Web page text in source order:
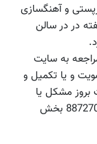
و آهنگسازی
در در سالن
به سایت
و یا تکمیل و
بروز مشکل یا
داشتن سوال شماره تماس های 88727046 و 88727047 بخش